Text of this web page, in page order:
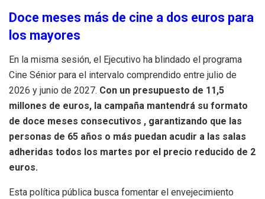
Doce meses más de cine a dos euros para
los mayores
En la misma sesión, el Ejecutivo ha blindado el programa
Cine Sénior para el intervalo comprendido entre julio de
2026 y junio de 2027. Con un presupuesto de 11,5
millones de euros, la campaña mantendrá su formato
de doce meses consecutivos , garantizando que las
personas de 65 años o más puedan acudir a las salas
adheridas todos los martes por el precio reducido de 2
euros.
Esta política pública busca fomentar el envejecimiento